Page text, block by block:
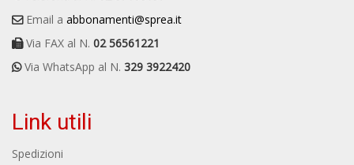
Email a abbonamenti@sprea.it
Via FAX al N. 02 56561221
Via WhatsApp al N. 329 3922420
Link utili
Spedizioni